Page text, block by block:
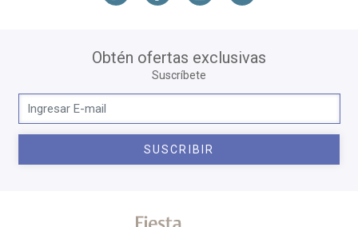
Obtén ofertas exclusivas
Suscríbete
SUSCRIBIR